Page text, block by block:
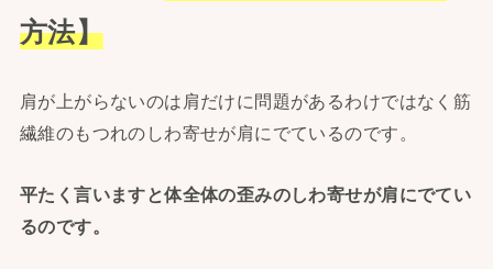
方法】
肩が上がらないのは肩だけに問題があるわけではなく筋
繊維のもつれのしわ寄せが肩にでているのです。
平たく言いますと体全体の歪みのしわ寄せが肩にでてい
るのです。